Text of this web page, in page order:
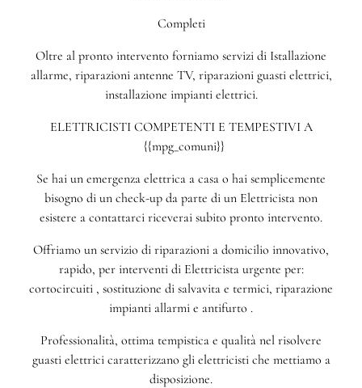
Completi
Oltre al pronto intervento forniamo servizi di Istallazione
allarme, riparazioni antenne TV, riparazioni guasti elettrici,
installazione impianti elettrici.
ELETTRICISTI COMPETENTI E TEMPESTIVI A
{{mpg_comuni}}
Se hai un emergenza elettrica a casa o hai semplicemente
bisogno di un check-up da parte di un Elettricista non
esistere a contattarci riceverai subito pronto intervento.
Offriamo un servizio di riparazioni a domicilio innovativo,
rapido, per interventi di Elettricista urgente per:
cortocircuiti , sostituzione di salvavita e termici, riparazione
impianti allarmi e antifurto .
Professionalità, ottima tempistica e qualità nel risolvere
guasti elettrici caratterizzano gli elettricisti che mettiamo a
disposizione.